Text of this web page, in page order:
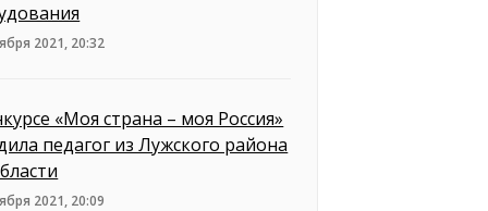
2021, 20:32
«Моя страна – моя Россия»
педагог из Лужского района
2021, 20:09